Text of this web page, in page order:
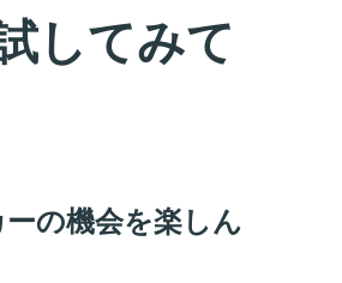
してみて
の機会を楽しん